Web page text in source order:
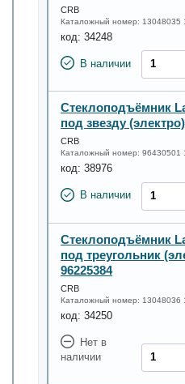
CRB
Каталожный номер: 13048035
код: 34248
В наличии
Стеклоподъёмник
под звезду
CRB
Каталожный номер: 96430501
код: 38976
В наличии
Стеклоподъёмник
под треугольник
96225384
CRB
Каталожный номер: 13048036
код: 34250
Нет в
наличии